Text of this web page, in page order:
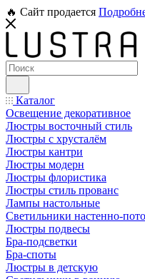
🔥 Сайт продается
Каталог
Освещение декоративное
Люстры восточный стиль
Люстры с хрусталём
Люстры кантри
Люстры модерн
Люстры флористика
Люстры стиль прованс
Лампы настольные
Светильники настенно-
Люстры подвесы
Бра-подсветки
Бра-споты
Люстры в детскую